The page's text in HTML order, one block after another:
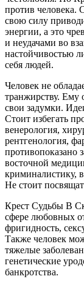
против человека.
свою силу
энергии, а это
и неудачами во
настойчивостью
себя людей.
Человек не
транжирству. Ему
свои задумки.
Стоит избегать
венерология,
рентгенология,
противопоказано
восточной
криминалистику,
Не стоит
Крест Судьбы В
сфере любовных
фригидность,
Также человек
тяжелые
генетические
банкротства.